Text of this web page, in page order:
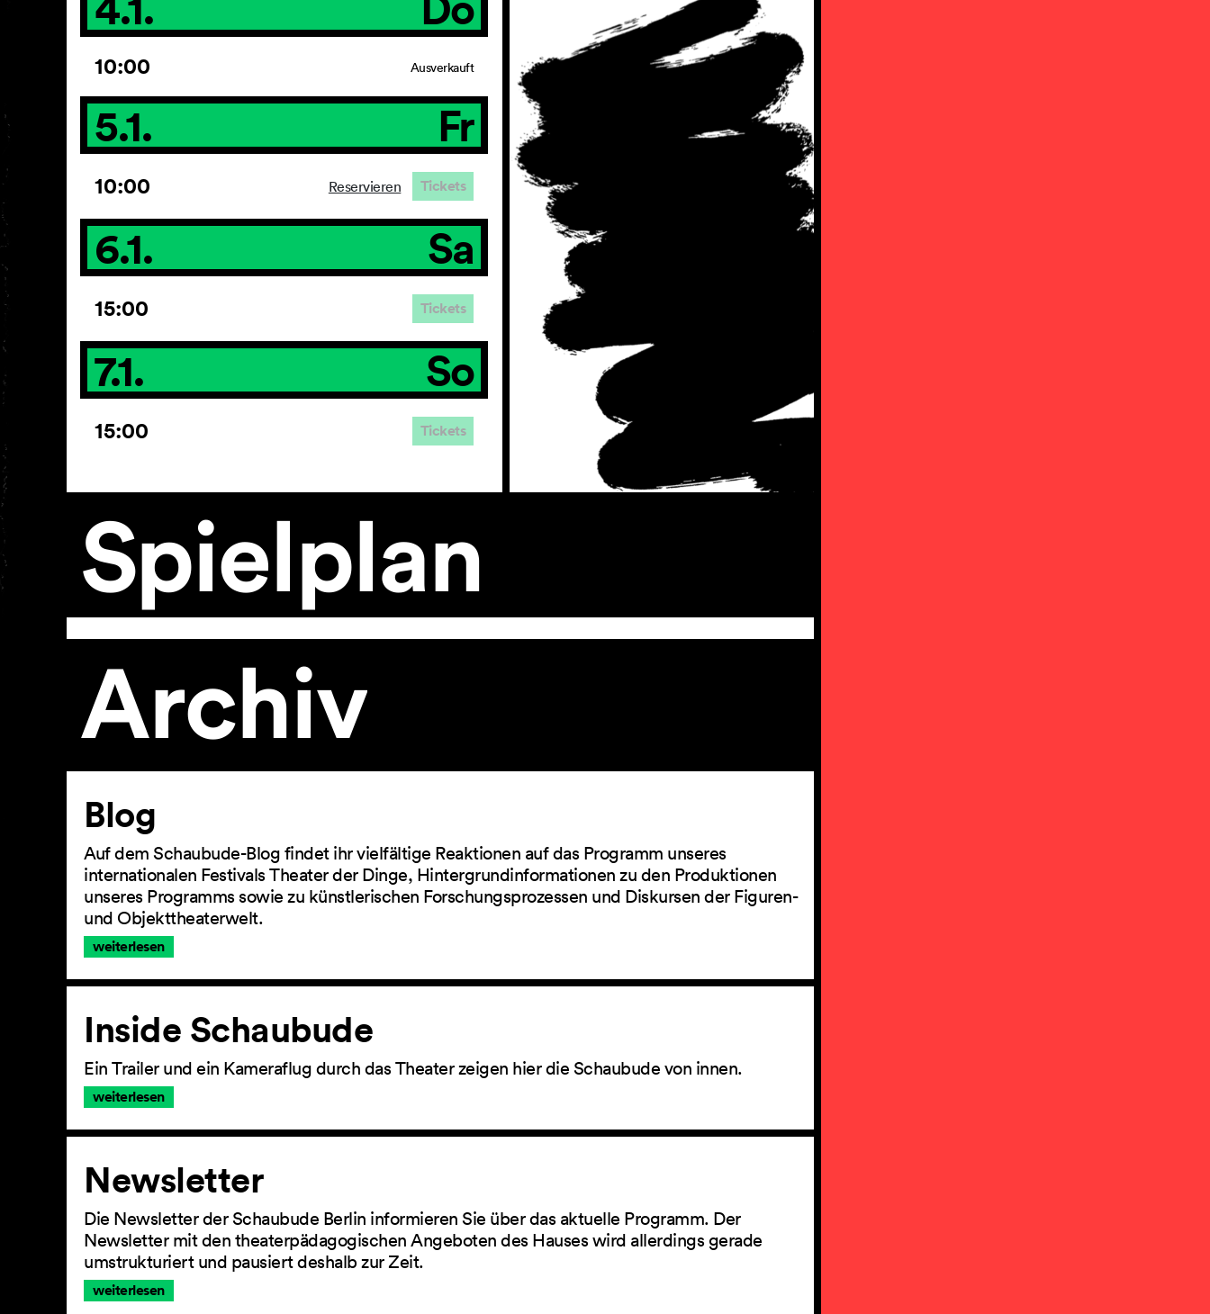
10:00 Ausverkauft
5.1. Fr
10:00 Reservieren Tickets
6.1. Sa
15:00 Tickets
7.1. So
15:00 Tickets
Spielplan
Archiv
Artikel
Blog
Auf dem Schaubude-Blog findet ihr vielfältige Reaktionen auf das Programm unseres
internationalen Festivals Theater der Dinge, Hintergrundinformationen zu den Produktionen
unseres Programms sowie zu künstlerischen Forschungsprozessen und Diskursen der Figuren-
und Objekttheaterwelt.
weiterlesen
Inside Schaubude
Ein Trailer und ein Kameraflug durch das Theater zeigen hier die Schaubude von innen.
weiterlesen
Newsletter
Die Newsletter der Schaubude Berlin informieren Sie über das aktuelle Programm. Der
Newsletter mit den theaterpädagogischen Angeboten des Hauses wird allerdings gerade
umstrukturiert und pausiert deshalb zur Zeit.
weiterlesen